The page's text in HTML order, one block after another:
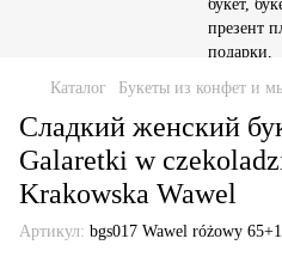
Каталог Букеты из конфет и
Сладкий женский
Galaretki w
Krakowska Wawel
Артикул: bgs017 Wawel różowy